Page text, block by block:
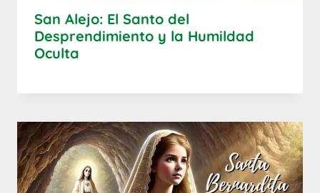
San Alejo: El Santo del
Desprendimiento y la Humildad
Oculta